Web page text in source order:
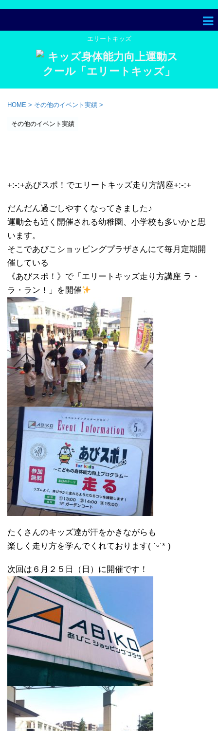
エリートキッズ
HOME > その他のイベント実績 >
その他のイベント実績
+:-:+あびスポ！でエリートキッズ走り方講座+:-:+
だんだん過ごしやすくなってきました♪
運動会も近く開催される幼稚園、小学校も多いかと思
います。
そこであびこショッピングプラザさんにて毎月定期開
催している
《あびスポ！》で「エリートキッズ走り方講座 ラ・
ラ・ラン！」を開催
たくさんのキッズ達が汗をかきながらも
楽しく走り方を学んでくれております( ˊᵕˋ* )
次回は６月２５日（日）に開催です！